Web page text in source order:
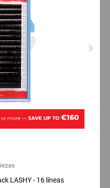
LASHY - 16 líneas